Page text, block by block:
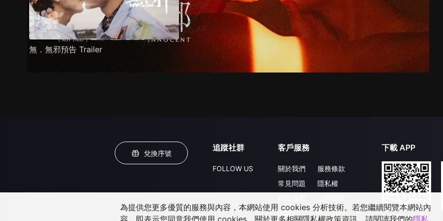
無．無邪預告 Trailer
兌換序號
追蹤社群
FOLLOW US
客戶服務
關於我們
常見問題
升級VIP
服務條款
隱私權
合作洽談
下載 APP
為提供您更多優質的服務與內容，本網站使用 cookies 分析技術。若您繼續閱覽本網站內
容，即表示您同意我們使用 cookies，關於更多相關隱私權政策資訊，請閱讀我們的隱私